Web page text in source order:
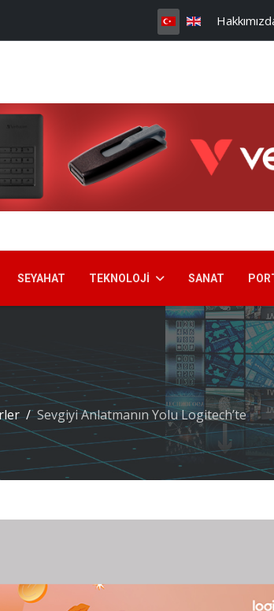
SEYAHAT TEKNOLOJI SANAT
Sevgiyi Anlatmanın Yolu Logitech’te